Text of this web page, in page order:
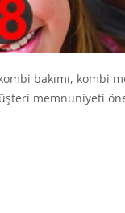
bakımı, kombi
memnuniyeti